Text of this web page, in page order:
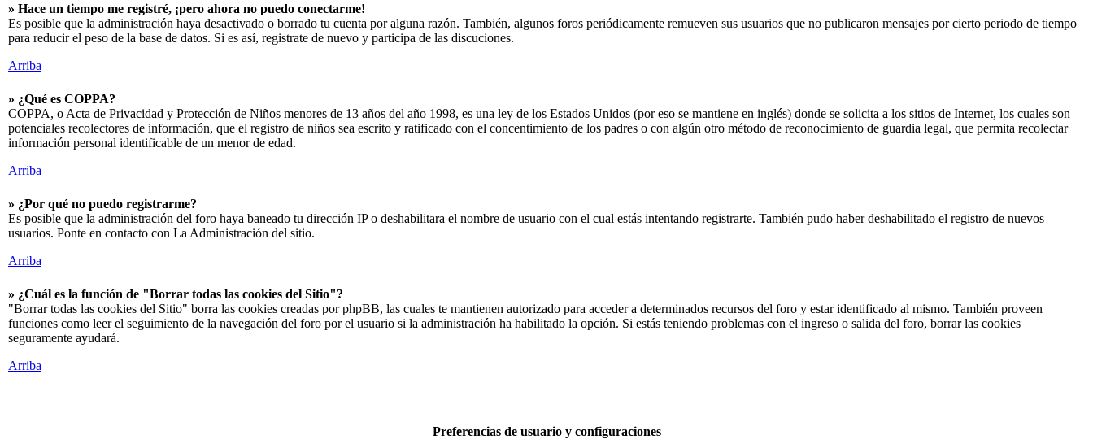
» Hace un tiempo me registré, ¡pero ahora no puedo conectarme!
Es posible que la administración haya desactivado o borrado tu cuenta por alguna razón. También, algunos foros periódicamente remueven sus usuarios que no publicaron mensajes por cierto periodo de tiempo
para reducir el peso de la base de datos. Si es así, registrate de nuevo y participa de las discuciones.
Arriba
» ¿Qué es COPPA?
COPPA, o Acta de Privacidad y Protección de Niños menores de 13 años del año 1998, es una ley de los Estados Unidos (por eso se mantiene en inglés) donde se solicita a los sitios de Internet, los cuales son
potenciales recolectores de información, que el registro de niños sea escrito y ratificado con el concentimiento de los padres o con algún otro método de reconocimiento de guardia legal, que permita recolectar
información personal identificable de un menor de edad.
Arriba
» ¿Por qué no puedo registrarme?
Es posible que la administración del foro haya baneado tu dirección IP o deshabilitara el nombre de usuario con el cual estás intentando registrarte. También pudo haber deshabilitado el registro de nuevos
usuarios. Ponte en contacto con La Administración del sitio.
Arriba
» ¿Cuál es la función de "Borrar todas las cookies del Sitio"?
"Borrar todas las cookies del Sitio" borra las cookies creadas por phpBB, las cuales te mantienen autorizado para acceder a determinados recursos del foro y estar identificado al mismo. También proveen
funciones como leer el seguimiento de la navegación del foro por el usuario si la administración ha habilitado la opción. Si estás teniendo problemas con el ingreso o salida del foro, borrar las cookies
seguramente ayudará.
Arriba
Preferencias de usuario y configuraciones